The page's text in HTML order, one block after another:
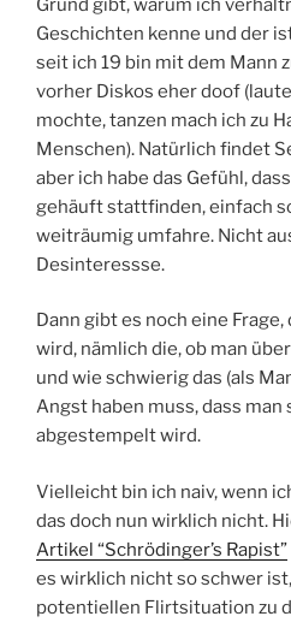
Grund gibt, warum ich
Geschichten kenne und der
seit ich 19 bin mit dem Mann
vorher Diskos eher doof
mochte, tanzen mach ich zu
Menschen). Natürlich findet
aber ich habe das Gefühl,
gehäuft stattfinden, einfach
weiträumig umfahre. Nicht
Desinteressse.
Dann gibt es noch eine
wird, nämlich die, ob man
und wie schwierig das (als
Angst haben muss, dass
abgestempelt wird.
Vielleicht bin ich naiv, wenn
das doch nun wirklich nicht.
Artikel “Schrödinger’s Rapist”
es wirklich nicht so schwer
potentiellen Flirtsituation zu